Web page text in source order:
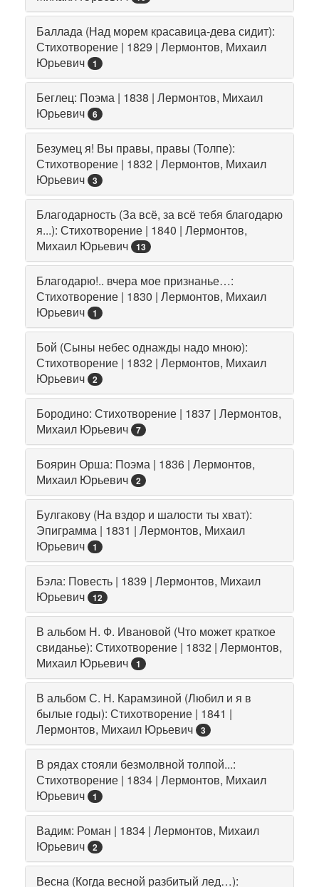
Баллада (Над морем красавица-дева сидит):
Стихотворение | 1829 | Лермонтов, Михаил
Юрьевич
1
Беглец: Поэма | 1838 | Лермонтов, Михаил
Юрьевич
6
Безумец я! Вы правы, правы (Толпе):
Стихотворение | 1832 | Лермонтов, Михаил
Юрьевич
3
Благодарность (За всё, за всё тебя благодарю
я...): Стихотворение | 1840 | Лермонтов,
Михаил Юрьевич
13
Благодарю!.. вчера мое признанье…:
Стихотворение | 1830 | Лермонтов, Михаил
Юрьевич
1
Бой (Сыны небес однажды надо мною):
Стихотворение | 1832 | Лермонтов, Михаил
Юрьевич
2
Бородино: Стихотворение | 1837 | Лермонтов,
Михаил Юрьевич
7
Боярин Орша: Поэма | 1836 | Лермонтов,
Михаил Юрьевич
2
Булгакову (На вздор и шалости ты хват):
Эпиграмма | 1831 | Лермонтов, Михаил
Юрьевич
1
Бэла: Повесть | 1839 | Лермонтов, Михаил
Юрьевич
12
В альбом Н. Ф. Ивановой (Что может краткое
свиданье): Стихотворение | 1832 | Лермонтов,
Михаил Юрьевич
1
В альбом С. Н. Карамзиной (Любил и я в
былые годы): Стихотворение | 1841 |
Лермонтов, Михаил Юрьевич
3
В рядах стояли безмолвной толпой...:
Стихотворение | 1834 | Лермонтов, Михаил
Юрьевич
1
Вадим: Роман | 1834 | Лермонтов, Михаил
Юрьевич
2
Весна (Когда весной разбитый лед…):